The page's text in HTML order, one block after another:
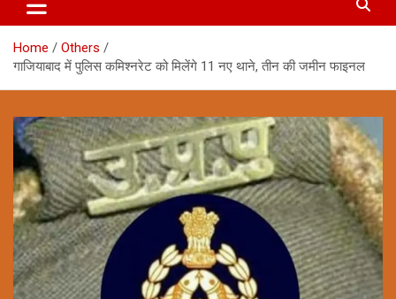
Home
Others
गाजियाबाद में पुलिस कमिश्नरेट को मिलेंगे 11 नए थाने, तीन की जमीन फाइनल